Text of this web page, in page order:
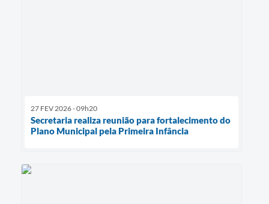
27 FEV 2026 - 09h20
Secretaria realiza reunião para fortalecimento do
Plano Municipal pela Primeira Infância